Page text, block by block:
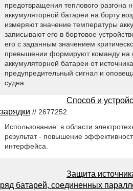
предотвращения теплового разгона
аккумуляторной батареи на борту
измеряют значение температуры
записывают его в бортовое
его с заданным значением
превышении формируют команду на
аккумуляторной батареи от
предупредительный сигнал и
судна.
Способ и
зарядки // 2677252
Использование: в области
результат - повышение
интерфейса.
Защита
ряд батарей, соединенных